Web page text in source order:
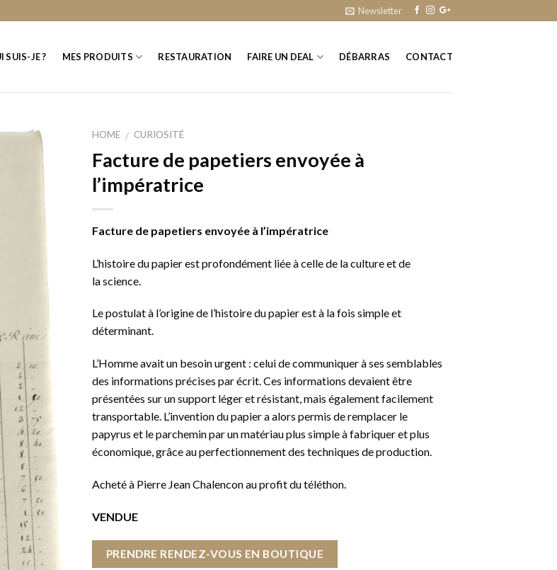
Newsletter
SUIS-JE ? MES PRODUITS RESTAURATION FAIRE UN DEAL DÉBARRAS CONTACT
HOME / CURIOSITÉ
Facture de papetiers envoyée à
l’impératrice
Facture de papetiers envoyée à l’impératrice
L’histoire du papier est profondément liée à celle de la culture et de
la science.
Le postulat à l’origine de l’histoire du papier est à la fois simple et
déterminant.
L’Homme avait un besoin urgent : celui de communiquer à ses semblables
des informations précises par écrit. Ces informations devaient être
présentées sur un support léger et résistant, mais également facilement
transportable. L’invention du papier a alors permis de remplacer le
papyrus et le parchemin par un matériau plus simple à fabriquer et plus
économique, grâce au perfectionnement des techniques de production.
Acheté à Pierre Jean Chalencon au profit du téléthon.
VENDUE
PRENDRE RENDEZ-VOUS EN BOUTIQUE